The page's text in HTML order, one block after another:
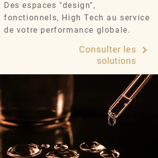
Ambiance
DECO | DESIGN'
Gagnez du temps,
optimisez vos investissements
Vos équipes ne sont pas
"mobilisées", elles restent
concentrées sur votre métier.
Des espaces "design",
Des espaces "design",
fonctionnels, High Tech au service
de votre performance globale.
Consulter les
solutions